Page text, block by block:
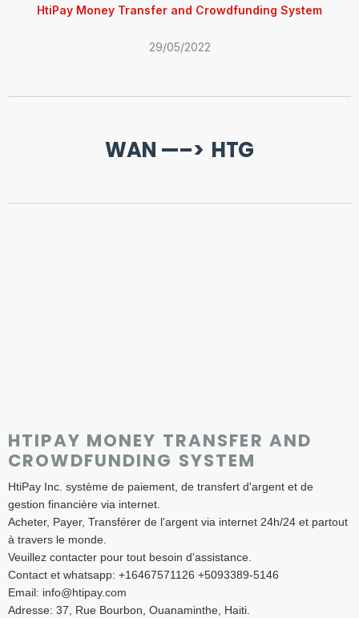
HtiPay Money Transfer and Crowdfunding System
29/05/2022
WAN —–> HTG
HTIPAY MONEY TRANSFER AND
CROWDFUNDING SYSTEM
HtiPay Inc. système de paiement, de transfert d'argent et de
gestion financière via internet.
Acheter, Payer, Transférer de l'argent via internet 24h/24 et partout
à travers le monde.
Veuillez contacter pour tout besoin d'assistance.
Contact et whatsapp: +16467571126 +5093389-5146
Email: info@htipay.com
Adresse: 37, Rue Bourbon, Ouanaminthe, Haiti.